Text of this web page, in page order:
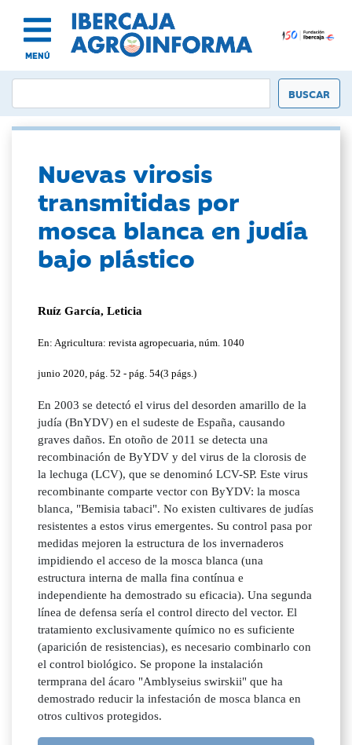
MENÚ
Nuevas virosis
transmitidas por
mosca blanca en judía
bajo plástico
Ruíz García, Leticia
En: Agricultura: revista agropecuaria, núm. 1040
junio 2020, pág. 52 - pág. 54(3 págs.)
En 2003 se detectó el virus del desorden amarillo de la
judía (BnYDV) en el sudeste de España, causando
graves daños. En otoño de 2011 se detecta una
recombinación de ByYDV y del virus de la clorosis de
la lechuga (LCV), que se denominó LCV-SP. Este virus
recombinante comparte vector con ByYDV: la mosca
blanca, "Bemisia tabaci". No existen cultivares de judías
resistentes a estos virus emergentes. Su control pasa por
medidas mejoren la estructura de los invernaderos
impidiendo el acceso de la mosca blanca (una
estructura interna de malla fina contínua e
independiente ha demostrado su eficacia). Una segunda
línea de defensa sería el control directo del vector. El
tratamiento exclusivamente químico no es suficiente
(aparición de resistencias), es necesario combinarlo con
el control biológico. Se propone la instalación
termprana del ácaro "Amblyseius swirskii" que ha
demostrado reducir la infestación de mosca blanca en
otros cultivos protegidos.